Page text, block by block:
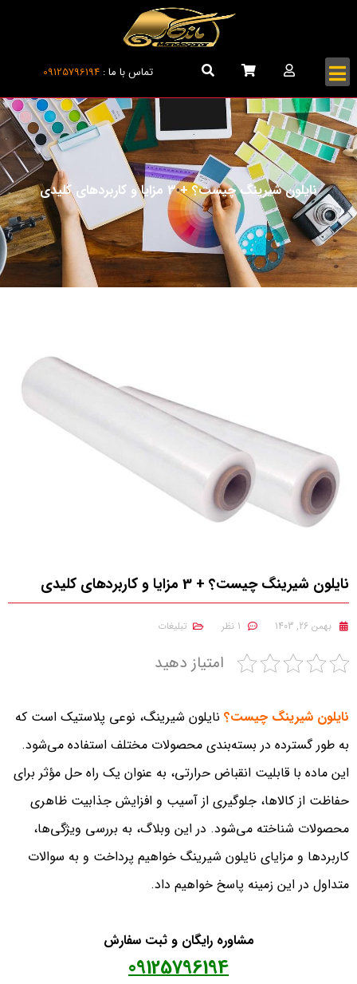
تماس با ما : 09125796194
نایلون شیرینگ چیست؟ + 3 مزایا و کاربردهای کلیدی
نایلون شیرینگ چیست؟ + 3 مزایا و کاربردهای کلیدی
بهمن 26, 1403 1 نظر تبلیغات
امتیاز دهید
نایلون شیرینگ چیست؟ نایلون شیرینگ، نوعی پلاستیک است که
به طور گسترده در بسته‌بندی محصولات مختلف استفاده می‌شود.
این ماده با قابلیت انقباض حرارتی، به عنوان یک راه حل مؤثر برای
حفاظت از کالاها، جلوگیری از آسیب و افزایش جذابیت ظاهری
محصولات شناخته می‌شود. در این وبلاگ، به بررسی ویژگی‌ها،
کاربردها و مزایای نایلون شیرینگ خواهیم پرداخت و به سوالات
متداول در این زمینه پاسخ خواهیم داد.
مشاوره رایگان و ثبت سفارش
09125796194